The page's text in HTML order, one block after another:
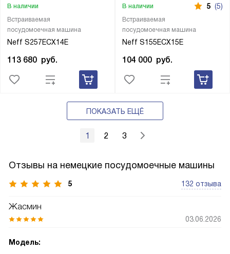
Встраиваемая
посудомоечная машина
Neff S257ECX14E
В наличии
113 680 руб.
Встраиваемая
посудомоечная машина
Neff S155ECX15E
В наличии 5 (5)
104 000 руб.
ПОКАЗАТЬ ЕЩЁ
1 2 3
Отзывы на немецкие посудомоечные машины
5 132 отзыва
Жасмин
03.06.2026
Модель: